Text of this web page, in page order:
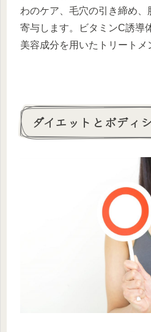
わのケア、毛穴の引き締め、
寄与します。ビタミンC誘導
美容成分を用いたトリートメ
ダイエットとボディ